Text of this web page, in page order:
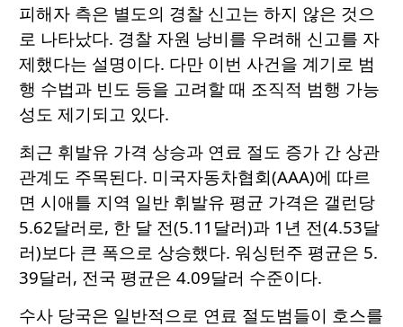
피해자 측은 별도의 경찰 신고는 하지 않은 것으
로 나타났다. 경찰 자원 낭비를 우려해 신고를 자
제했다는 설명이다. 다만 이번 사건을 계기로 범
행 수법과 빈도 등을 고려할 때 조직적 범행 가능
성도 제기되고 있다.
최근 휘발유 가격 상승과 연료 절도 증가 간 상관
관계도 주목된다. 미국자동차협회(AAA)에 따르
면 시애틀 지역 일반 휘발유 평균 가격은 갤런당
5.62달러로, 한 달 전(5.11달러)과 1년 전(4.53달
러)보다 큰 폭으로 상승했다. 워싱턴주 평균은 5.
39달러, 전국 평균은 4.09달러 수준이다.
수사 당국은 일반적으로 연료 절도범들이 호스를